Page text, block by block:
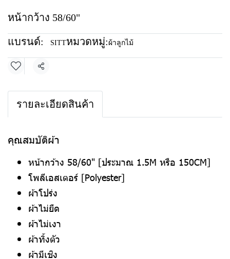
หน้ากว้าง 58/60"
แบรนด์: SITTหมวดหมู่: ผ้าลูกไม้
แชร์
รายละเอียดสินค้า
คุณสมบัติผ้า
หน้ากว้าง 58/60" [ประมาณ 1.5M หรือ 150CM]
โพลีเอสเตอร์ [Polyester]
ผ้าโปร่ง
ผ้าไม่ยืด
ผ้าไม่เงา
ผ้าทิ้งตัว
ผ้ามีเชิง